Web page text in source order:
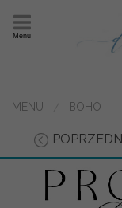
Menu
MENU BOHO
POPRZEDNI